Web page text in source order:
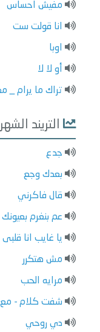
مفيش احساس
انا قولت ست
اوبا
أو لا لا
تراك ما يرام _
التريند
جدع
بعدك وجع
قال فاكرني
عم بنغرم بعيونك
يا غايب انا قلبى
مش هتكرر
مرايه الحب
شفت كلام -
دي روحي